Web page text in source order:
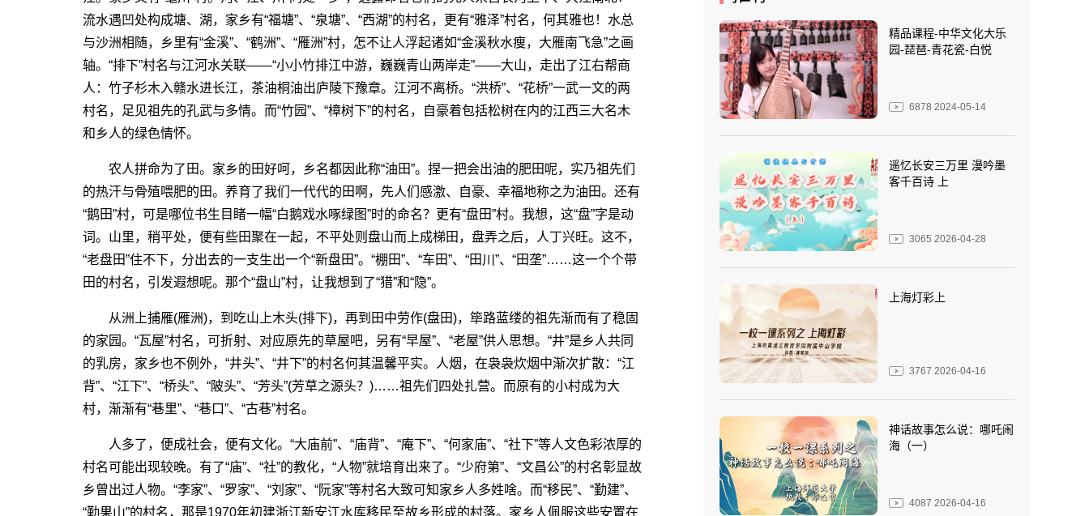
流水遇凹处构成塘、湖，家乡有“福塘”、“泉塘”、“西湖”的村名，更有“雅泽”村名，何其雅也！水总
与沙洲相随，乡里有“金溪”、“鹤洲”、“雁洲”村，怎不让人浮起诸如“金溪秋水瘦，大雁南飞急”之画
轴。“排下”村名与江河水关联――“小小竹排江中游，巍巍青山两岸走”――大山，走出了江右帮商
人：竹子杉木入赣水进长江，茶油桐油出庐陵下豫章。江河不离桥。“洪桥”、“花桥”一武一文的两
村名，足见祖先的孔武与多情。而“竹园”、“樟树下”的村名，自豪着包括松树在内的江西三大名木
和乡人的绿色情怀。
农人拼命为了田。家乡的田好呵，乡名都因此称“油田”。捏一把会出油的肥田呢，实乃祖先们
的热汗与骨殖喂肥的田。养育了我们一代代的田啊，先人们感激、自豪、幸福地称之为油田。还有
“鹅田”村，可是哪位书生目睹一幅“白鹅戏水啄绿图”时的命名？更有“盘田”村。我想，这“盘”字是动
词。山里，稍平处，便有些田聚在一起，不平处则盘山而上成梯田，盘弄之后，人丁兴旺。这不，
“老盘田”住不下，分出去的一支生出一个“新盘田”。“棚田”、“车田”、“田川”、“田垄”……这一个个带
田的村名，引发遐想呢。那个“盘山”村，让我想到了“猎”和“隐”。
从洲上捕雁(雁洲)，到吃山上木头(排下)，再到田中劳作(盘田)，筚路蓝缕的祖先渐而有了稳固
的家园。“瓦屋”村名，可折射、对应原先的草屋吧，另有“早屋”、“老屋”供人思想。“井”是乡人共同
的乳房，家乡也不例外，“井头”、“井下”的村名何其温馨平实。人烟，在袅袅炊烟中渐次扩散：“江
背”、“江下”、“桥头”、“陂头”、“芳头”(芳草之源头？)……祖先们四处扎营。而原有的小村成为大
村，渐渐有“巷里”、“巷口”、“古巷”村名。
人多了，便成社会，便有文化。“大庙前”、“庙背”、“庵下”、“何家庙”、“社下”等人文色彩浓厚的
村名可能出现较晚。有了“庙”、“社”的教化，“人物”就培育出来了。“少府第”、“文昌公”的村名彰显故
乡曾出过人物。“李家”、“罗家”、“刘家”、“阮家”等村名大致可知家乡人多姓啥。而“移民”、“勤建”、
“勤果山”的村名，那是1970年初建浙江新安江水库移民至故乡形成的村落。家乡人佩服这些安置在
精品课程-中华文化大乐
园-琵琶-青花瓷-白悦
6878 2024-05-14
遥忆长安三万里 漫吟墨
客千百诗 上
3065 2026-04-28
上海灯彩上
3767 2026-04-16
神话故事怎么说：哪吒闹
海（一）
4087 2026-04-16